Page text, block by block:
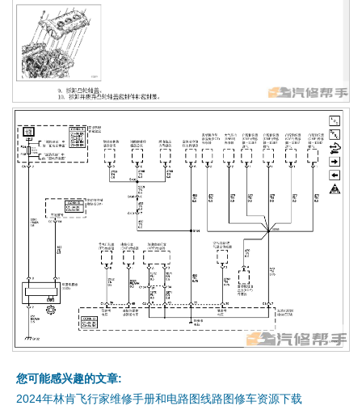
您可能感兴趣的文章:
2024年林肯飞行家维修手册和电路图线路图修车资源下载